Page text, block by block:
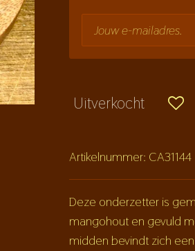
Uitverkocht
Artikelnummer: CA31144
Deze onderzetter is
mangohout en gevuld
midden bevindt zich